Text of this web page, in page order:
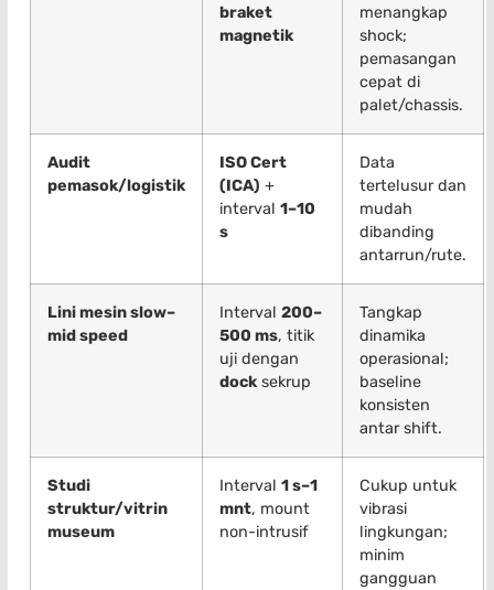
braket
magnetik
menangkap
shock;
pemasangan
cepat di
palet/chassis.
Audit
pemasok/logistik
ISO Cert
(ICA) +
interval 1–10
s
Data
tertelusur dan
mudah
dibanding
antarrun/rute.
Lini mesin slow–
mid speed
Interval 200–
500 ms, titik
uji dengan
docksekrup
Tangkap
dinamika
operasional;
baseline
konsisten
antar shift.
Studi
struktur/vitrin
museum
Interval 1 s–1
mnt, mount
non-intrusif
Cukup untuk
vibrasi
lingkungan;
minim
gangguan